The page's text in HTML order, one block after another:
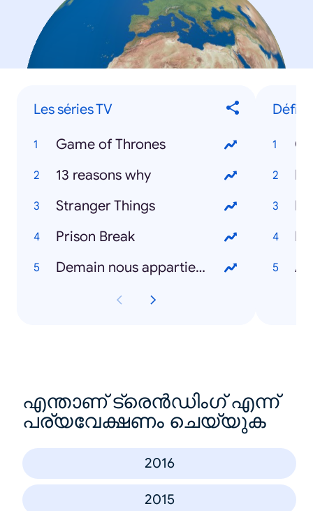
Les séries TV
Game of Thrones
13 reasons why
Stranger Things
Prison Break
Demain nous appartient
എന്താണ് ട്രെൻഡിംഗ് എന്ന്
പര്യവേക്ഷണം ചെയ്യുക
2016
2015